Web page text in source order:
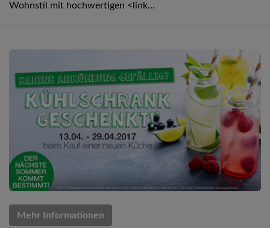
Wohnstil mit hochwertigen <link...
Mehr Informationen